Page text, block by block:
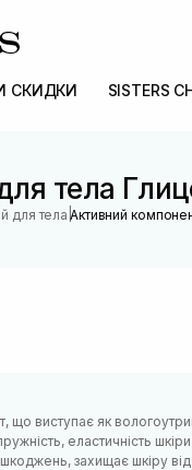
СКИДКИ SISTERS
тела
для тела |Активний
виступає як
еластичність
захищає шкіру від